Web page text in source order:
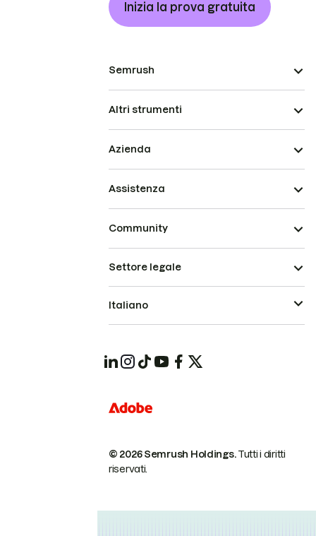
Inizia la prova gratuita
Semrush
Altri strumenti
Azienda
Assistenza
Community
© 2026 Semrush Holdings.Tutti i diritti
riservati.
Settore legale
Italiano